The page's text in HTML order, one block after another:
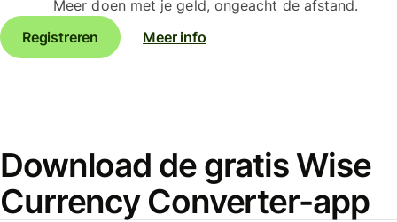
Meer doen met je geld, ongeacht de afstand.
Registreren
Meer info
Download de gratis Wise
Currency Converter-app